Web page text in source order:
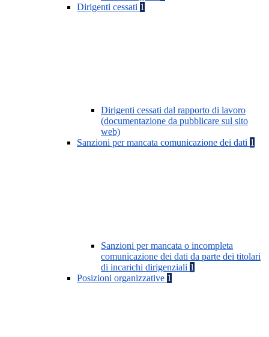
Dirigenti cessati 1
Dirigenti cessati dal rapporto di lavoro
(documentazione da pubblicare sul sito
web)
Sanzioni per mancata comunicazione dei dati 1
Sanzioni per mancata o incompleta
comunicazione dei dati da parte dei titolari
di incarichi dirigenziali 1
Posizioni organizzative 1